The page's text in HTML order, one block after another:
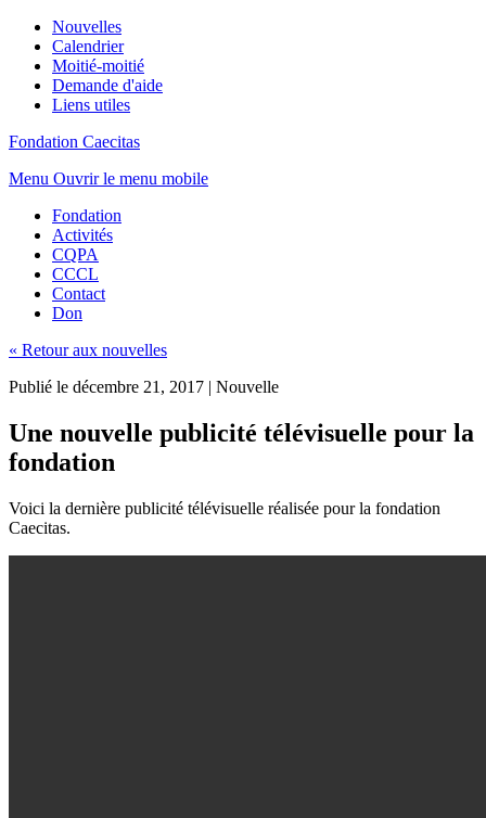
Nouvelles
Calendrier
Moitié-moitié
Demande d'aide
Liens utiles
Fondation Caecitas
Menu Ouvrir le menu mobile
Fondation
Activités
CQPA
CCCL
Contact
Don
« Retour aux nouvelles
Publié le décembre 21, 2017 | Nouvelle
Une nouvelle publicité télévisuelle pour la
fondation
Voici la dernière publicité télévisuelle réalisée pour la fondation
Caecitas.